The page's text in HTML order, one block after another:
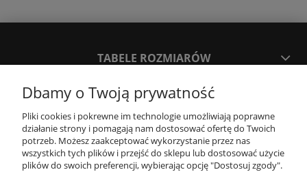
TABELE ROZMIARÓW
SPOSOBY PŁATNOŚCI ORAZ CZAS I KOSZTY DOSTAWY
DOSTAWY
KONTAKT
Dbamy o Twoją prywatność
Pliki cookies i pokrewne im technologie umożliwiają poprawne
działanie strony i pomagają nam dostosować ofertę do Twoich
potrzeb. Możesz zaakceptować wykorzystanie przez nas
wszystkich tych plików i przejść do sklepu lub dostosować użycie
plików do swoich preferencji, wybierając opcję "Dostosuj zgody".